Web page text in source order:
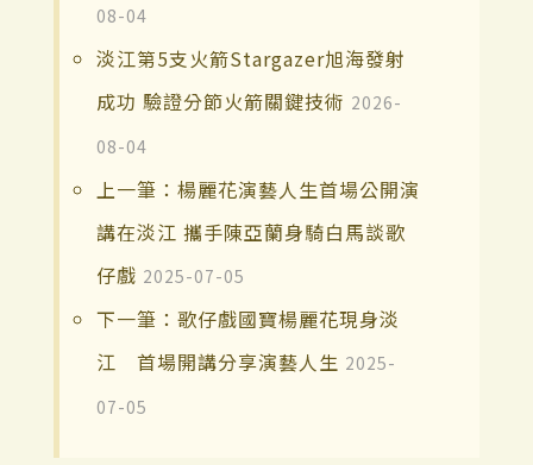
08-04
淡江第5支火箭Stargazer旭海發射
成功 驗證分節火箭關鍵技術 2026-
08-04
上一筆：楊麗花演藝人生首場公開演
講在淡江 攜手陳亞蘭身騎白馬談歌
仔戲 2025-07-05
下一筆：歌仔戲國寶楊麗花現身淡
江 首場開講分享演藝人生 2025-
07-05